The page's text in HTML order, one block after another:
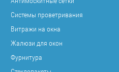
Системы проветривания
Витражи на окна
Жалюзи для окон
Фурнитура